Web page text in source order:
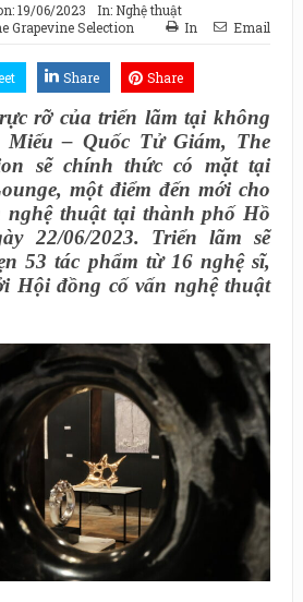
19/06/2023 In: Nghệ thuật
Grapevine Selection In Email
Share Share
rỡ của triển lãm tại không
– Quốc Tử Giám, The
sẽ chính thức có mặt tại
một điểm đến mới cho
nghệ thuật tại thành phố Hồ
22/06/2023. Triển lãm sẽ
53 tác phẩm từ 16 nghệ sĩ,
Hội đồng cố vấn nghệ thuật